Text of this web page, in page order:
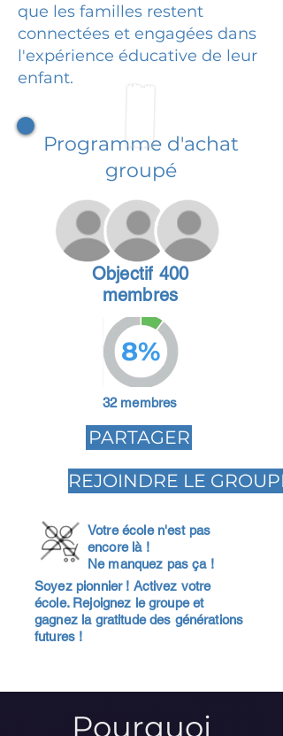
que les familles restent
connectées et engagées dans
l'expérience éducative de leur
enfant.
Programme d'achat
groupé
Objectif 400
membres
8%
32 membres
PARTAGER
REJOINDRE LE GROUPE
Votre école n'est pas
encore là !
Ne manquez pas ça !
Soyez pionnier ! Activez votre
école. Rejoignez le groupe et
gagnez la gratitude des générations
futures !
Pourquoi